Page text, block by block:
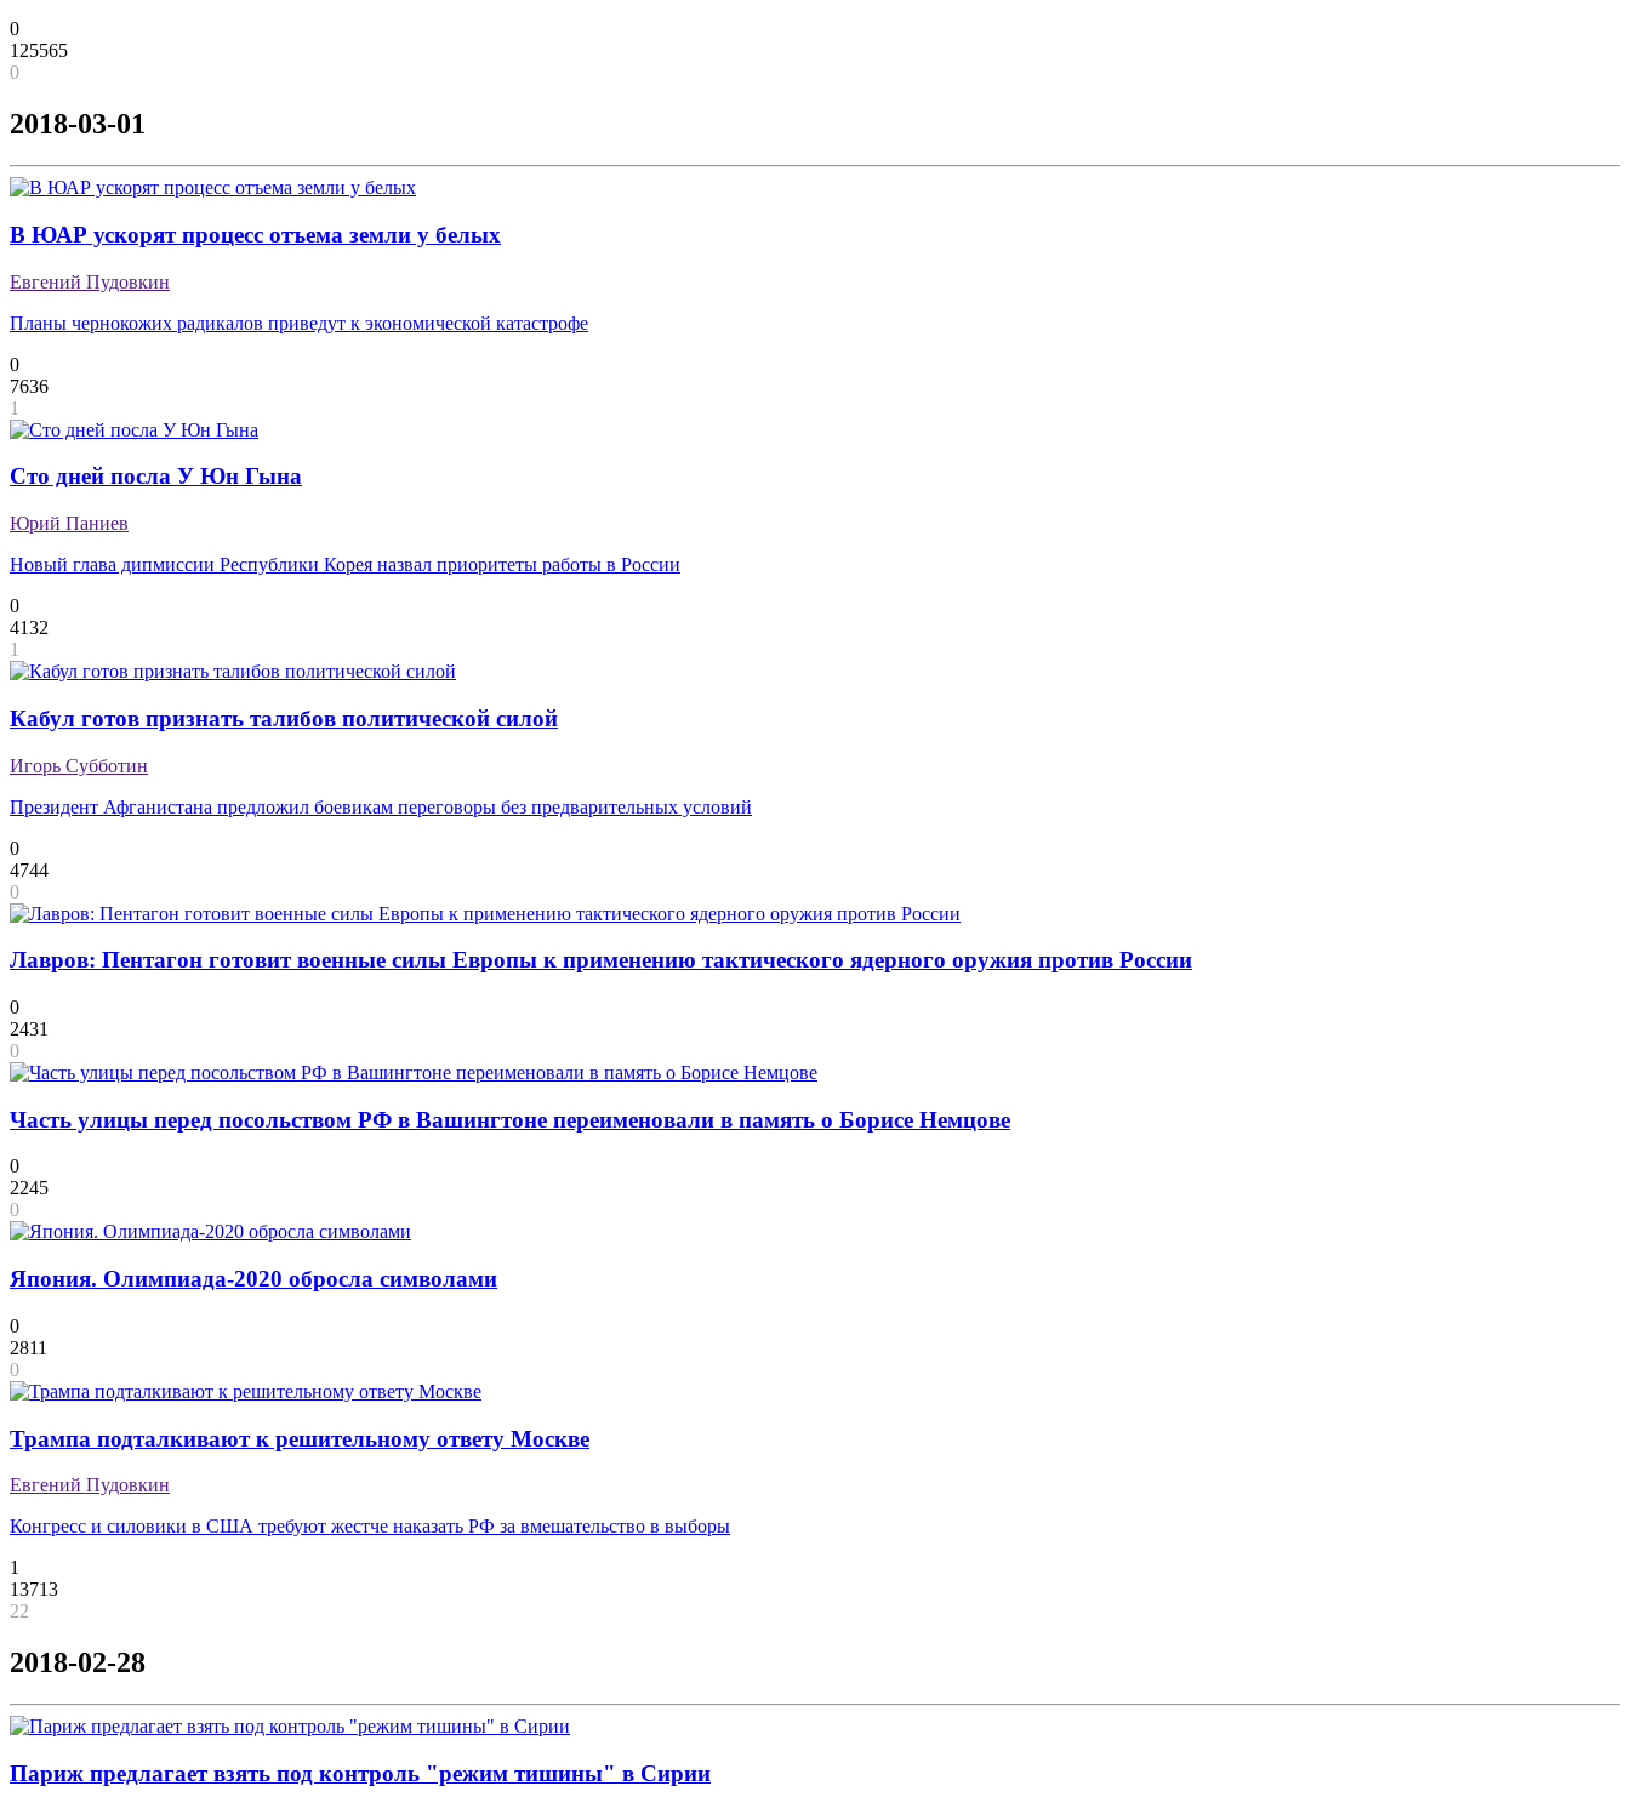
0
125565
0
2018-03-01
В ЮАР ускорят процесс отъема земли у белых
Евгений Пудовкин
Планы чернокожих радикалов приведут к экономической катастрофе
0
7636
1
Сто дней посла У Юн Гына
Юрий Паниев
Новый глава дипмиссии Республики Корея назвал приоритеты работы в России
0
4132
1
Кабул готов признать талибов политической силой
Игорь Субботин
Президент Афганистана предложил боевикам переговоры без предварительных условий
0
4744
0
Лавров: Пентагон готовит военные силы Европы к применению тактического ядерного оружия против России
0
2431
0
Часть улицы перед посольством РФ в Вашингтоне переименовали в память о Борисе Немцове
0
2245
0
Япония. Олимпиада-2020 обросла символами
0
2811
0
Трампа подталкивают к решительному ответу Москве
Евгений Пудовкин
Конгресс и силовики в США требуют жестче наказать РФ за вмешательство в выборы
1
13713
22
2018-02-28
Париж предлагает взять под контроль "режим тишины" в Сирии